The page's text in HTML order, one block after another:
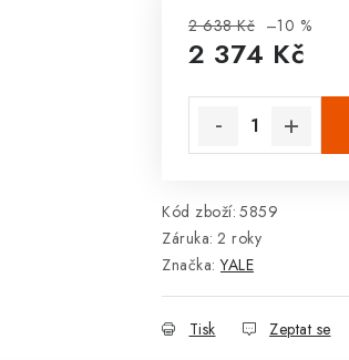
2 638 Kč –10 %
2 374 Kč
Kód zboží: 5859
Záruka: 2 roky
Značka:YALE
Tisk Zeptat se